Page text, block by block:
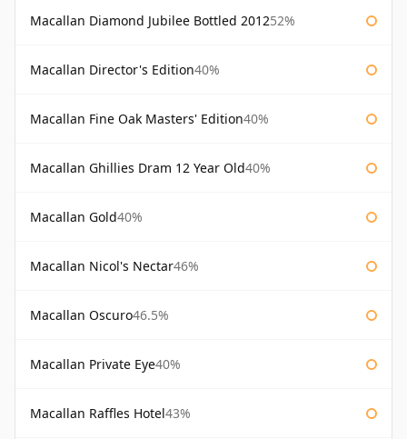
Macallan Diamond Jubilee Bottled 201252%
Macallan Director's Edition40%
Macallan Fine Oak Masters' Edition40%
Macallan Ghillies Dram 12 Year Old40%
Macallan Gold40%
Macallan Nicol's Nectar46%
Macallan Oscuro46.5%
Macallan Private Eye40%
Macallan Raffles Hotel43%